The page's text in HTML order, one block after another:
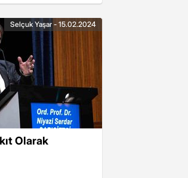
Olarak
Selçuk Yaşar - 15.02.2024